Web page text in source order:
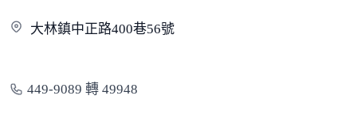
大林鎮中正路400巷56號
449-9089 轉 49948